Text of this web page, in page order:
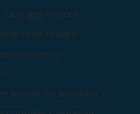
для поиска
свои товары
их
услуги по доставке и